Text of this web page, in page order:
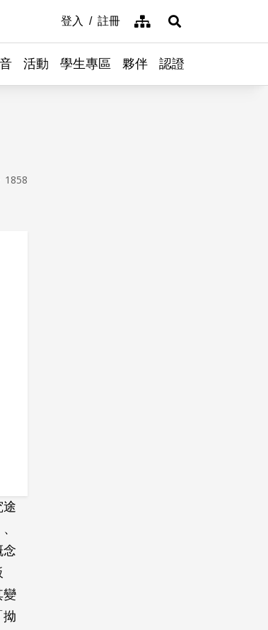
登入 註冊 網站導覽展開搜尋
活動 學生專區 夥伴 認證
瀏覽次數
1858
途
念
變
拗